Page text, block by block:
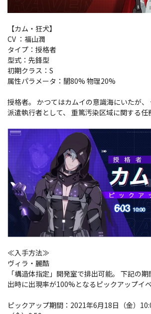
【カム・狂犬】
CV ：福山潤
タイプ：授格者
型式：先鋒型
初期クラス：S
属性パラメータ：闇80% 物理20%
授格者。 かつてはカムイの意識海にいたが、
派遣執行者として、 重篤汚染区域に関する任
≪入手方法≫
ヴィラ・麗酷
「構造体指定」開発室で排出可能。 下記の
出時に出現率が100%となるピックアップイ
ピックアップ期間：2021年6月18日（金）